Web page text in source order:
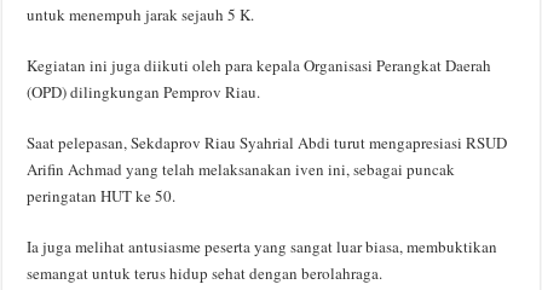
untuk menempuh jarak sejauh 5 K.
Kegiatan ini juga diikuti oleh para kepala Organisasi Perangkat Daerah
(OPD) dilingkungan Pemprov Riau.
Saat pelepasan, Sekdaprov Riau Syahrial Abdi turut mengapresiasi RSUD
Arifin Achmad yang telah melaksanakan iven ini, sebagai puncak
peringatan HUT ke 50.
Ia juga melihat antusiasme peserta yang sangat luar biasa, membuktikan
semangat untuk terus hidup sehat dengan berolahraga.